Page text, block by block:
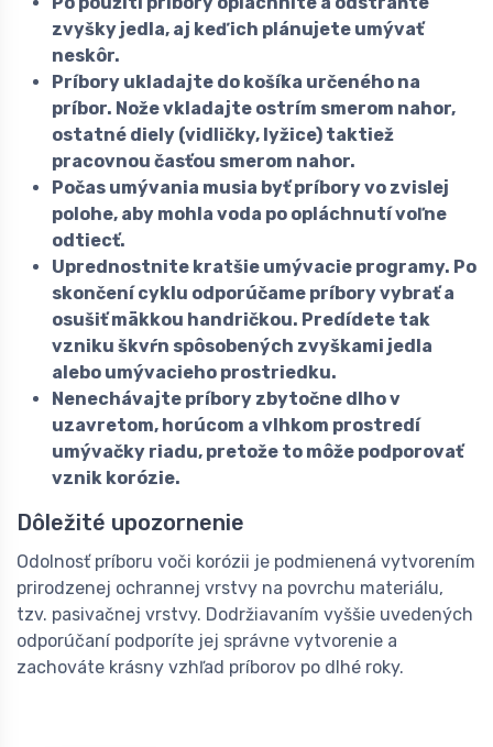
zvyšky jedla, aj keď ich plánujete umývať
neskôr.
Príbory ukladajte do košíka určeného na
príbor. Nože vkladajte ostrím smerom nahor,
ostatné diely (vidličky, lyžice) taktiež
pracovnou časťou smerom nahor.
Počas umývania musia byť príbory vo zvislej
polohe, aby mohla voda po opláchnutí voľne
odtiecť.
Uprednostnite kratšie umývacie programy. Po
skončení cyklu odporúčame príbory vybrať a
osušiť mäkkou handričkou. Predídete tak
vzniku škvŕn spôsobených zvyškami jedla
alebo umývacieho prostriedku.
Nenechávajte príbory zbytočne dlho v
uzavretom, horúcom a vlhkom prostredí
umývačky riadu, pretože to môže podporovať
vznik korózie.
Dôležité upozornenie
Odolnosť príboru voči korózii je podmienená vytvorením
prirodzenej ochrannej vrstvy na povrchu materiálu,
tzv. pasivačnej vrstvy. Dodržiavaním vyššie uvedených
odporúčaní podporíte jej správne vytvorenie a
zachováte krásny vzhľad príborov po dlhé roky.